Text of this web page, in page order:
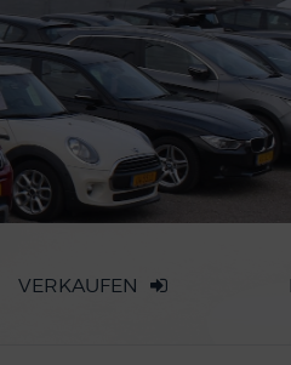
VERKAUFEN